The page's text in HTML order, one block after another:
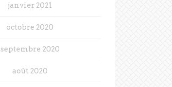
janvier 2021
octobre 2020
septembre 2020
août 2020